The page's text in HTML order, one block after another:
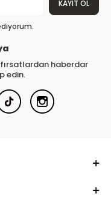
KAYIT OL
haberdar
edin.